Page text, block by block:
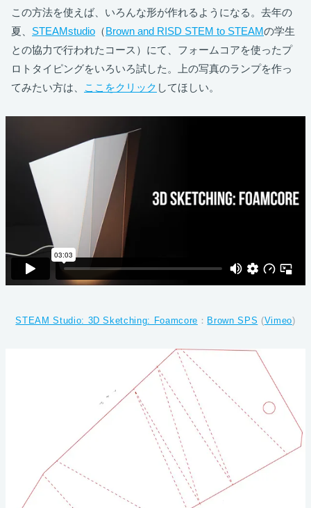
この方法を使えば、いろんな形が作れるようになる。去年の
夏、 STEAMstudio （Brown and RISD STEM to STEAMの学生
との協力で行われたコース）にて、フォームコアを使ったプ
ロトタイピングをいろいろ試した。上の写真のランプを作っ
てみたい方は、
ここをクリック してほしい。
STEAM Studio: 3D Sketching: Foamcore ： Brown SPS (Vimeo)